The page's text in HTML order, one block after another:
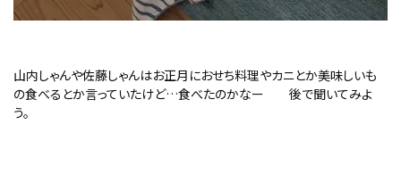
山内しゃんや佐藤しゃんはお正月におせち料理やカニとか美味しいも
の食べるとか言っていたけど…食べたのかなー 後で聞いてみよ
う。